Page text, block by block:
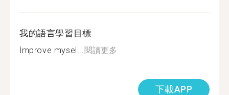
我的語言學習目標
İmprove mysel...閱讀更多
下載APP